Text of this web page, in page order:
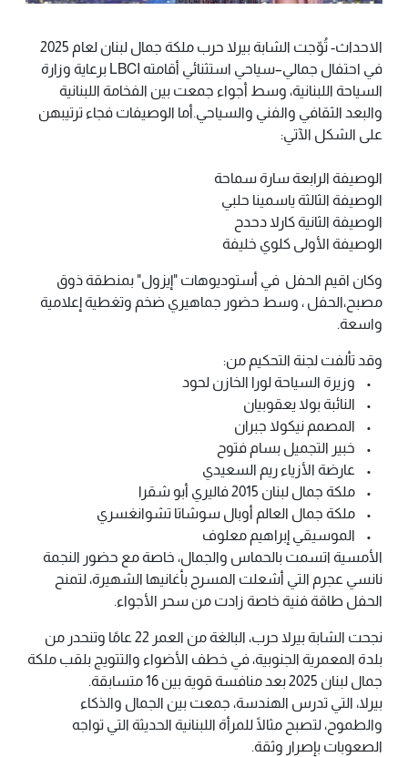
الاحداث- تُوّجت الشابة بيرلا حرب ملكة جمال لبنان لعام 2025
في احتفال جمالي–سياحي استثنائي أقامته LBCI برعاية وزارة
السياحة اللبنانية، وسط أجواء جمعت بين الفخامة اللبنانية
والبعد الثقافي والفني والسياحي.أما الوصيفات فجاء ترتيبهن
على الشكل الآتي:
الوصيفة الرابعة سارة سماحة
الوصيفة الثالثة ياسمينا حلبي
الوصيفة الثانية كارلا دحدح
الوصيفة الأولى كلوي خليفة
وكان اقيم الحفل في أستوديوهات "إيزول" بمنطقة ذوق
مصبح،الحفل ، وسط حضور جماهيري ضخم وتغطية إعلامية
واسعة.
وقد تألفت لجنة التحكيم من:
• وزيرة السياحة لورا الخازن لحود
• النائبة بولا يعقوبيان
• المصمم نيكولا جبران
• خبير التجميل بسام فتوح
• عارضة الأزياء ريم السعيدي
• ملكة جمال لبنان 2015 فاليري أبو شقرا
• ملكة جمال العالم أوبال سوشاتا تشوانغسري
• الموسيقي إبراهيم معلوف
الأمسية اتسمت بالحماس والجمال، خاصة مع حضور النجمة
نانسي عجرم التي أشعلت المسرح بأغانيها الشهيرة، لتمنح
الحفل طاقة فنية خاصة زادت من سحر الأجواء.
نجحت الشابة بيرلا حرب، البالغة من العمر 22 عامًا وتنحدر من
بلدة المعمرية الجنوبية، في خطف الأضواء والتتويج بلقب ملكة
جمال لبنان 2025 بعد منافسة قوية بين 16 متسابقة.
بيرلا، التي تدرس الهندسة، جمعت بين الجمال والذكاء
والطموح، لتصبح مثالًا للمرأة اللبنانية الحديثة التي تواجه
الصعوبات بإصرار وثقة.